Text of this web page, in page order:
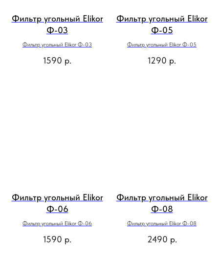
Фильтр угольный Elikor
Ф-03
Фильтр угольный Elikor Ф-03
1590 р.
Фильтр угольный Elikor
Ф-05
Фильтр угольный Elikor Ф-05
1290 р.
Фильтр угольный Elikor
Ф-06
Фильтр угольный Elikor Ф-06
1590 р.
Фильтр угольный Elikor
Ф-08
Фильтр угольный Elikor Ф-08
2490 р.